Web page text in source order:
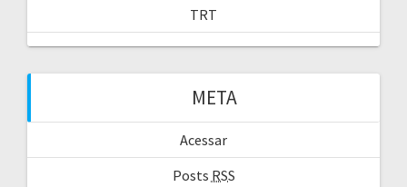
TRT
META
Acessar
Posts RSS